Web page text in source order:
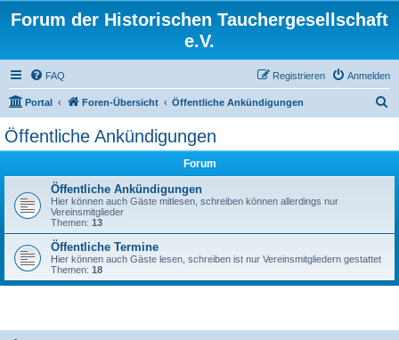
Forum der Historischen Tauchergesellschaft
e.V.
FAQ Anmelden
Registrieren
Portal Foren-Übersicht Öffentliche Ankündigungen
Öffentliche Ankündigungen
Forum
Öffentliche Ankündigungen
Hier können auch Gäste mitlesen, schreiben können allerdings nur
Vereinsmitglieder
Themen: 13
Öffentliche Termine
Hier können auch Gäste lesen, schreiben ist nur Vereinsmitgliedern gestattet
Themen: 18